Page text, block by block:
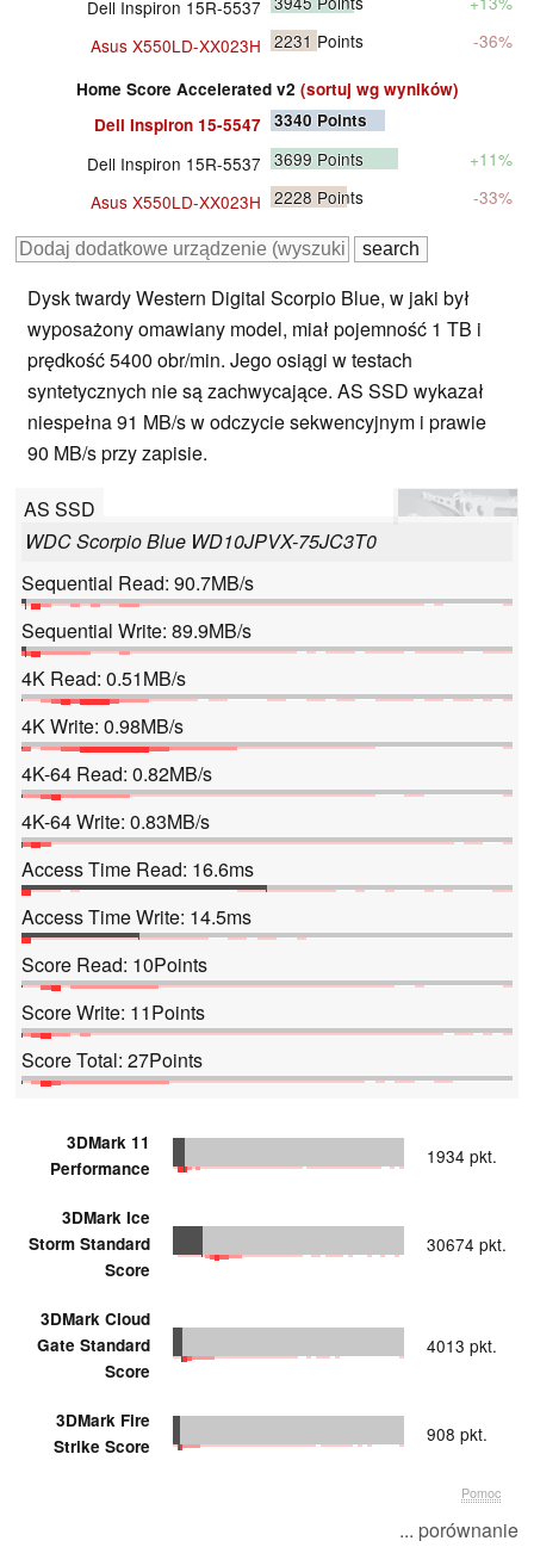
Dell Inspiron 15R-5537
Asus X550LD-XX023H 2231 Points -36%
Home Score Accelerated v2 (sortuj wg wyników)
Dell Inspiron 15-5547 3340 Points
Dell Inspiron 15R-5537 3699 Points
+11%
Asus X550LD-XX023H 2228 Points -33%
Dysk twardy Western Digital Scorpio Blue, w jaki był
wyposażony omawiany model, miał pojemność 1 TB i
prędkość 5400 obr/min. Jego osiągi w testach
syntetycznych nie są zachwycające. AS SSD wykazał
niespełna 91 MB/s w odczycie sekwencyjnym i prawie
90 MB/s przy zapisie.
AS SSD
WDC Scorpio Blue WD10JPVX-75JC3T0
Sequential Read: 90.7MB/s
Sequential Write: 89.9MB/s
4K Read: 0.51MB/s
4K Write: 0.98MB/s
4K-64 Read: 0.82MB/s
4K-64 Write: 0.83MB/s
Access Time Read: 16.6ms
Access Time Write: 14.5ms
Score Read: 10Points
Score Write: 11Points
Score Total: 27Points
3DMark 11
Performance
1934 pkt.
3DMark Ice
Storm Standard
Score
30674 pkt.
3DMark Cloud
Gate Standard
Score
4013 pkt.
3DMark Fire
Strike Score
908 pkt.
Pomoc
... porównanie